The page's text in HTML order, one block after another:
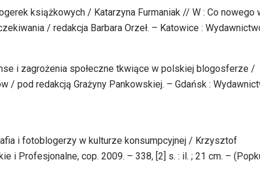
książkowych / Katarzyna Furmaniak // W : Co nowego
/ redakcja Barbara Orzeł. – Katowice :
i zagrożenia społeczne tkwiące w polskiej blogosferze /
/ pod redakcją Grażyny Pankowskiej. – Gdańsk :
i fotoblogerzy w kulturze konsumpcyjnej / Krzysztof
i Profesjonalne, cop. 2009. – 338, [2] s. : il. ; 21 cm. –